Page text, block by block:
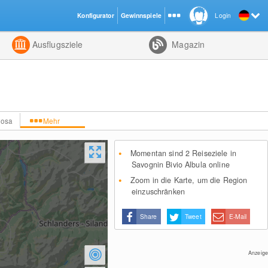
Kombiniert
Ausflugsziele Magazin
Mehr
Momentan sind 2 Reiseziele in
Savognin Bivio Albula online
Zoom in die Karte, um die Region
einzuschränken
Share Tweet E-Mail
Anzeige
Login
Konfigurator Gewinnspiele